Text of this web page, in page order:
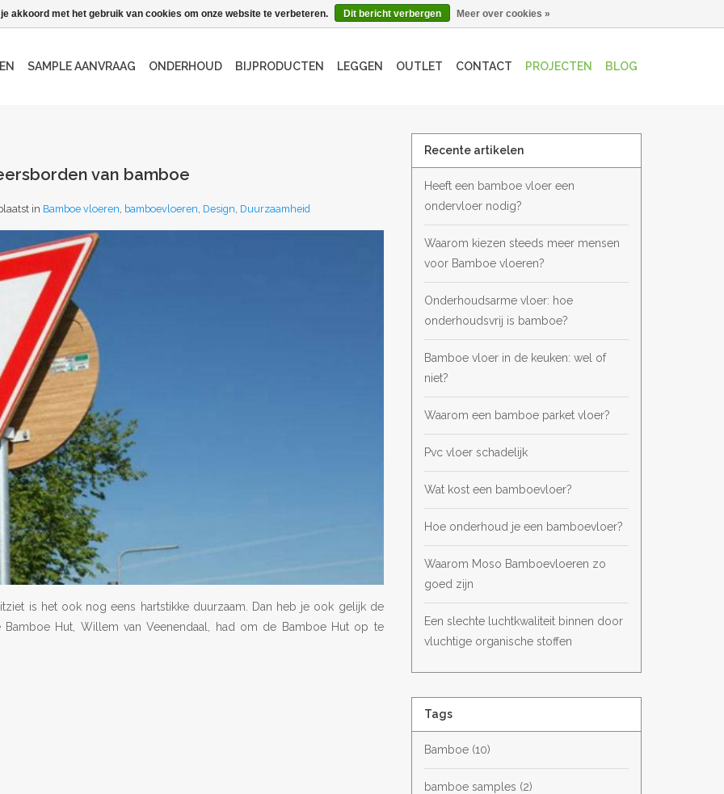
SAMPLE AANVRAAG ONDERHOUD BIJPRODUCTEN LEGGEN OUTLET CONTACT PROJECTEN BLOG
van bamboe
in Bamboe vloeren, bamboevloeren, Design, Duurzaamheid
is het ook nog eens hartstikke duurzaam. Dan heb je ook gelijk de
Hut, Willem van Veenendaal, had om de Bamboe Hut op te
Recente artikelen
Heeft een bamboe vloer een
ondervloer nodig?
Waarom kiezen steeds meer mensen
voor Bamboe vloeren?
Onderhoudsarme vloer: hoe
onderhoudsvrij is bamboe?
Bamboe vloer in de keuken: wel of
niet?
Waarom een bamboe parket vloer?
Pvc vloer schadelijk
Wat kost een bamboevloer?
Hoe onderhoud je een bamboevloer?
Waarom Moso Bamboevloeren zo
goed zijn
Een slechte luchtkwaliteit binnen door
vluchtige organische stoffen
Tags
Bamboe (10)
bamboe samples (2)
akkoord met het gebruik van cookies om onze website te verbeteren. Dit bericht verbergen Meer over cookies »